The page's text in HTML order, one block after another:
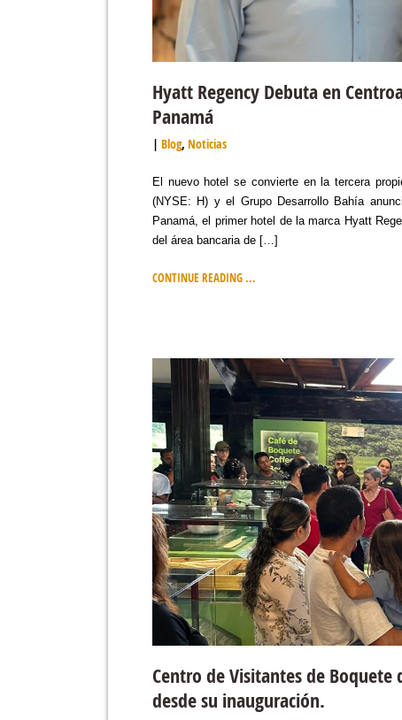
Hyatt Regency Debuta en
Panamá
Blog, Noticias
El nuevo hotel se convierte en la tercera
(NYSE: H) y el Grupo Desarrollo Bahía
Panamá, el primer hotel de la marca Hyatt
del área bancaria de […]
CONTINUE READING ...
Centro de Visitantes de Boquete
desde su inauguración.